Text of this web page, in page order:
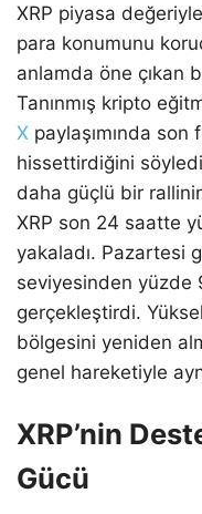
XRP piyasa
para konumunu
anlamda öne çıkan
Tanınmış kripto
X paylaşımında son
hissettirdiğini
daha güçlü bir
XRP son 24 saatte
yakaladı. Pazartesi
seviyesinden yüzde
gerçekleştirdi.
bölgesini yeniden
genel hareketiyle
XRP’nin
Gücü